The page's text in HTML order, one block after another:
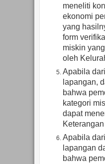
meneliti
ekonomi
yang
form
miskin
oleh
Apabila
lapangan,
bahwa
kategori
dapat
Apabila
lapangan
bahwa